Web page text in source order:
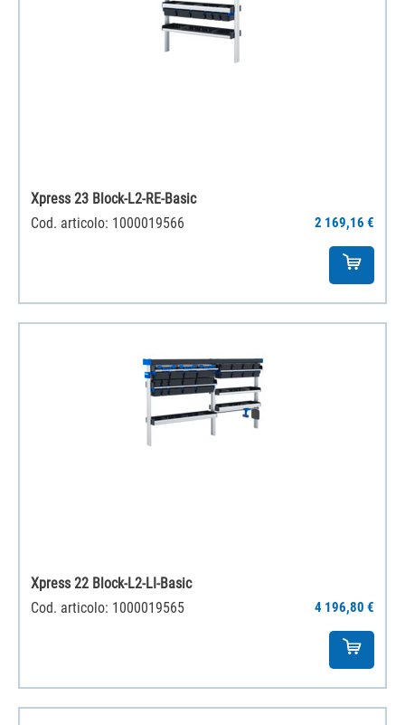
Xpress 23 Block-L2-RE-Basic
Cod. articolo: 1000019566
2 169,16 €
Xpress 22 Block-L2-LI-Basic
Cod. articolo: 1000019565
4 196,80 €